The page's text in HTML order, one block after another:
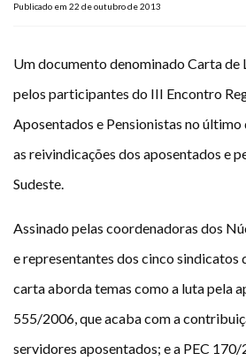
Publicado em 22 de outubro de 2013
Um documento denominado Carta
pelos participantes do III Encontro
Aposentados e Pensionistas no último
as reivindicações dos aposentados e
Sudeste.
Assinado pelas coordenadoras dos
e representantes dos cinco sindicatos
carta aborda temas como a luta pela
555/2006, que acaba com a
servidores aposentados; e a PEC
Casa do Alto
Nossos Convênios
Gympass Wellhub
Plano de Saúde
Assistência Funeral
Pós-graduação